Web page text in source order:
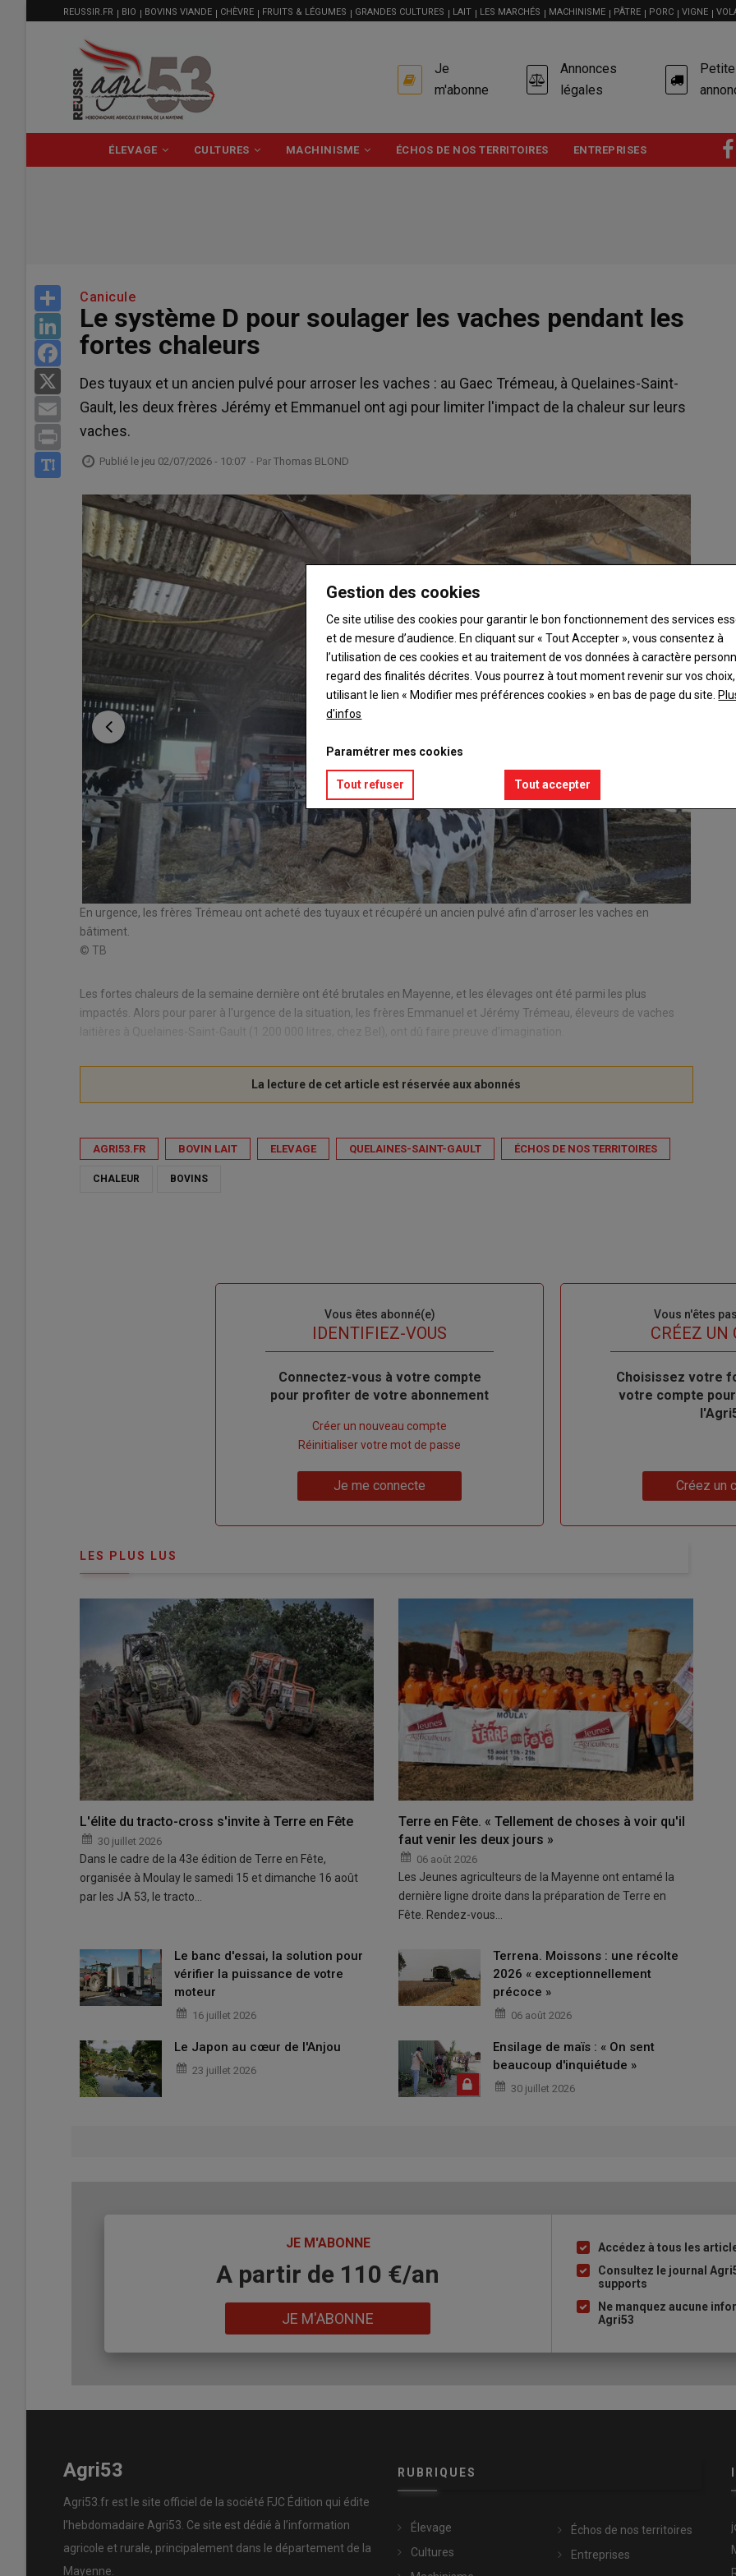
MENU
FILIÈRE
REUSSIR.FR BIO BOVINS VIANDE CHÈVRE FRUITS & LÉGUMES GRANDES CULTURES LAIT LES MARCHÉS MACHINISME PÂTRE PORC VIGNE
USER
ACCOUNT
MENU
Je
m'abonne
Annonces
légales
PRINCIPALE
ÉLEVAGE CULTURES MACHINISME ÉCHOS DE NOS TERRITOIRES ENTREPRISES
Share
LinkedIn
Facebook
Email
Print
Canicule
Le système D pour soulager les vaches pendant les
fortes chaleurs
Des tuyaux et un ancien pulvé pour arroser les vaches : au Gaec Trémeau, à Quelaines-Saint-
Gault, les deux frères Jérémy et Emmanuel ont agi pour limiter l'impact de la chaleur sur leurs
vaches.
Publié le jeu 02/07/2026 - 10:07 - Par Thomas BLOND
En urgence, les frères Trémeau ont acheté des tuyaux et récupéré un ancien pulvé afin d'arroser les vaches en
bâtiment.
© TB
Les fortes chaleurs de la semaine dernière ont été brutales en Mayenne, et les élevages ont été parmi les plus
impactés. Alors pour parer à l'urgence de la situation, les frères Emmanuel et Jérémy Trémeau, éleveurs de vaches
laitières à Quelaines-Saint-Gault (1 200 000 litres, chez Bel), ont dû faire preuve d'imagination.
AGRI53.FR BOVIN LAIT ELEVAGE QUELAINES-SAINT-GAULT ÉCHOS DE NOS TERRITOIRES
CHALEUR BOVINS
Vous êtes abonné(e)
IDENTIFIEZ-VOUS
Body
Connectez-vous à votre compte
pour profiter de votre abonnement
compte"
Créer un nouveau compte
Réinitialiser votre mot de passe
Je me connecte
Vous n'êtes
TITRECRÉEZ UN
Body
Choisissez votre
votre compte
Créez un
LES PLUS LUS
L'élite du tracto-cross s'invite à Terre en Fête
30 juillet 2026
Dans le cadre de la 43e édition de Terre en Fête,
organisée à Moulay le samedi 15 et dimanche 16 août
par les JA 53, le tracto…
Terre en Fête. « Tellement de choses à voir qu'il
faut venir les deux jours »
06 août 2026
Les Jeunes agriculteurs de la Mayenne ont entamé la
dernière ligne droite dans la préparation de Terre en
Fête. Rendez-vous…
Le banc d'essai, la solution pour
vérifier la puissance de votre
moteur
16 juillet 2026
Terrena. Moissons : une récolte
2026 « exceptionnellement
précoce »
06 août 2026
Le Japon au cœur de l'Anjou
23 juillet 2026
Ensilage de maïs : « On sent
beaucoup d'inquiétude »
30 juillet 2026
JE M'ABONNE
A partir de 110 €/an
JE M'ABONNE
Liste
à
puce
Accédez à tous les
Consultez le journal
supports
Ne manquez aucune
Agri53
Agri53
Agri53.fr est le site officiel de la société FJC Édition qui édite
l’hebdomadaire Agri53. Ce site est dédié à l’information
agricole et rurale, principalement dans le département de la
Mayenne.
RUBRIQUES
Élevage
Cultures
Échos de nos territoires
Entreprises
Gestion des cookies
Ce site utilise des cookies pour garantir le bon fonctionnement des services
et de mesure d’audience. En cliquant sur « Tout Accepter », vous consentez à
l’utilisation de ces cookies et au traitement de vos données à caractère
regard des finalités décrites. Vous pourrez à tout moment revenir sur vos
utilisant le lien « Modifier mes préférences cookies » en bas de page du site.
d'infos
Paramétrer mes cookies
Tout refuser Tout accepter